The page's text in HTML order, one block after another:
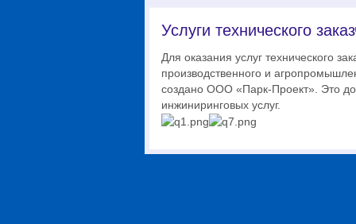
Услуги технического
Для оказания услуг технического
производственного и
создано ООО «Парк-Проект». Это
инжиниринговых услуг.